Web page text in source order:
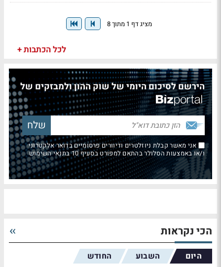
מציג דף 1 מתוך 8
לכל הכתבות +
הירשם לסיכום היומי של שוק ההון ולמבזקים של
אני מאשר קבלת ניוזלטרים ודיוורים פרסומיים בדואר אלקטרוני
ו/או באמצעות הסלולר בהתאם למפורט בסעיף 10 בתנאי השימוש
הכי נקראות
היום השבוע החודש